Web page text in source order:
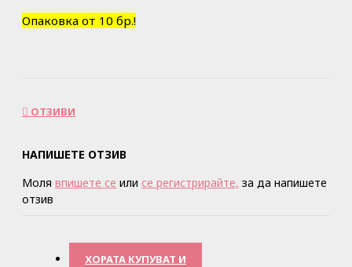
Опаковка от 10 бр.!
ОТЗИВИ
НАПИШЕТЕ ОТЗИВ
Моля впишете се или се регистрирайте, за да напишете
отзив
ХОРАТА КУПУВАТ И